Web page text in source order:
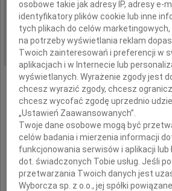
REGION: Warszawa
DATA EMISJI: 16.04.2010
Z wielkim
że w dniu
odeszła
moja
osobowe takie jak adresy IP, adresy e-
identyfikatory plików cookie lub inne
tych plikach do celów
na potrzeby wyświetlania reklam
Twoich zainteresowań i preferencji w
aplikacjach i w Internecie lub
wyświetlanych. Wyrażenie zgody jest
chcesz wyrazić zgody, chcesz
chcesz wycofać zgodę uprzednio
„Ustawień Zaawansowanych”.
Twoje dane osobowe mogą być
celów badania i mierzenia informacji
funkcjonowania serwisów i aplikacji lub
dot. świadczonych Tobie usług. Jeśli
przetwarzania Twoich danych jest
Wyborcza sp. z o.o., jej spółki